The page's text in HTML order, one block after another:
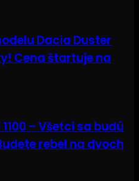
Dacia Duster
Cena štartuje na
1100 – Všetci sa budú
rebel na dvoch